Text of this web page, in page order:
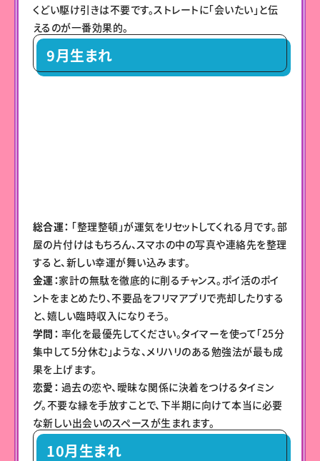
くどい駆け引きは不要です。ストレートに「会いたい」と伝
えるのが一番効果的。
9月生まれ
総合運： 「整理整頓」が運気をリセットしてくれる月です。部
屋の片付けはもちろん、スマホの中の写真や連絡先を整理
すると、新しい幸運が舞い込みます。
金運：家計の無駄を徹底的に削るチャンス。ポイ活のポイ
ントをまとめたり、不要品をフリマアプリで売却したりする
と、嬉しい臨時収入になりそう。
学問： 率化を最優先してください。タイマーを使って「25分
集中して5分休む」ような、メリハリのある勉強法が最も成
果を上げます。
恋愛： 過去の恋や、曖昧な関係に決着をつけるタイミン
グ。不要な縁を手放すことで、下半期に向けて本当に必要
な新しい出会いのスペースが生まれます。
10月生まれ